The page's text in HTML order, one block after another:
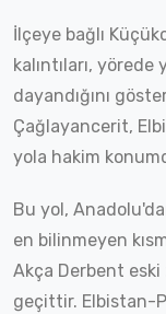
İlçeye bağlı
kalıntıları,
dayandığını
Çağlayancerit,
yola hakim
Bu yol,
en bilinmeyen
Akça Derbent
geçittir. Elbistan-